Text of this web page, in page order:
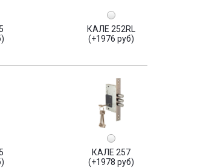
КАЛЕ 252RL
(+1976 руб)
КАЛЕ 257
(+1978 руб)